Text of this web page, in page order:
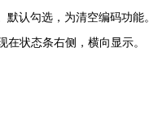
认勾选，为清空编码功能。
状态条右侧，横向显示。